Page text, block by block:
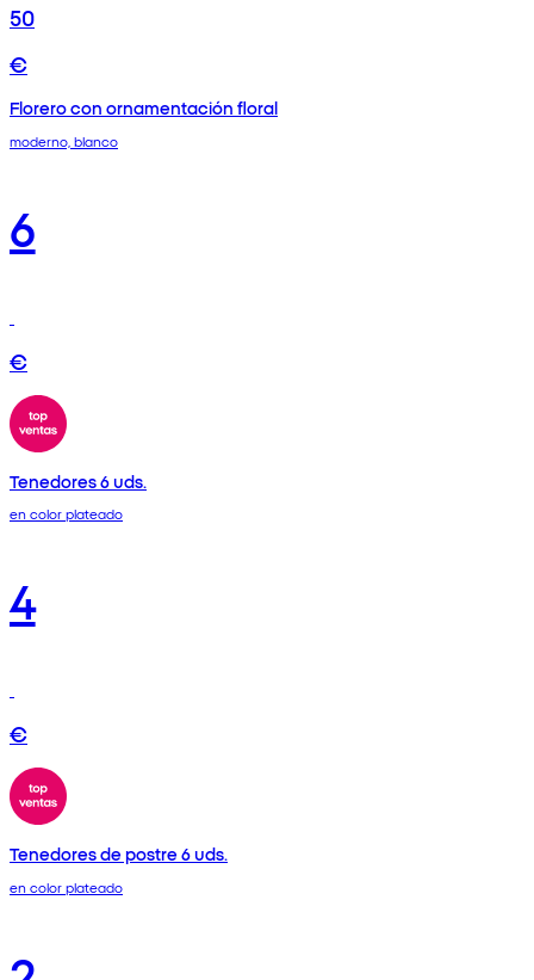
50
€
Florero con ornamentación floral
moderno, blanco
6
€
Tenedores 6 uds.
en color plateado
4
€
Tenedores de postre 6 uds.
en color plateado